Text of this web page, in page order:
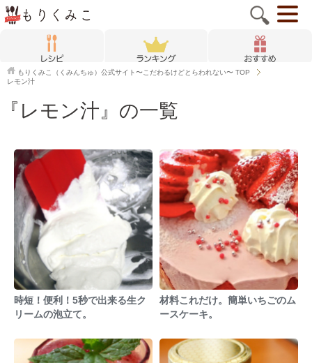
もりくみこ（くみんちゅ）公式サイト〜こだわるけどとらわれない〜 TOP
レモン汁
『レモン汁』の一覧
時短！便利！5秒で出来る生ク
リームの泡立て。
材料これだけ。簡単いちごのム
ースケーキ。